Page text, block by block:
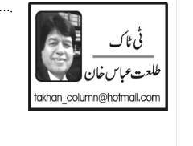
فیفا فٹ بال پاکستان کا مگر….